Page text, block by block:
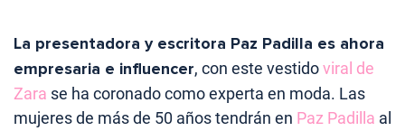
La presentadora y escritora Paz Padilla es ahora
empresaria e influencer, con este vestidoviral de
Zara se ha coronado como experta en moda. Las
mujeres de más de 50 años tendrán en Paz Padilla al